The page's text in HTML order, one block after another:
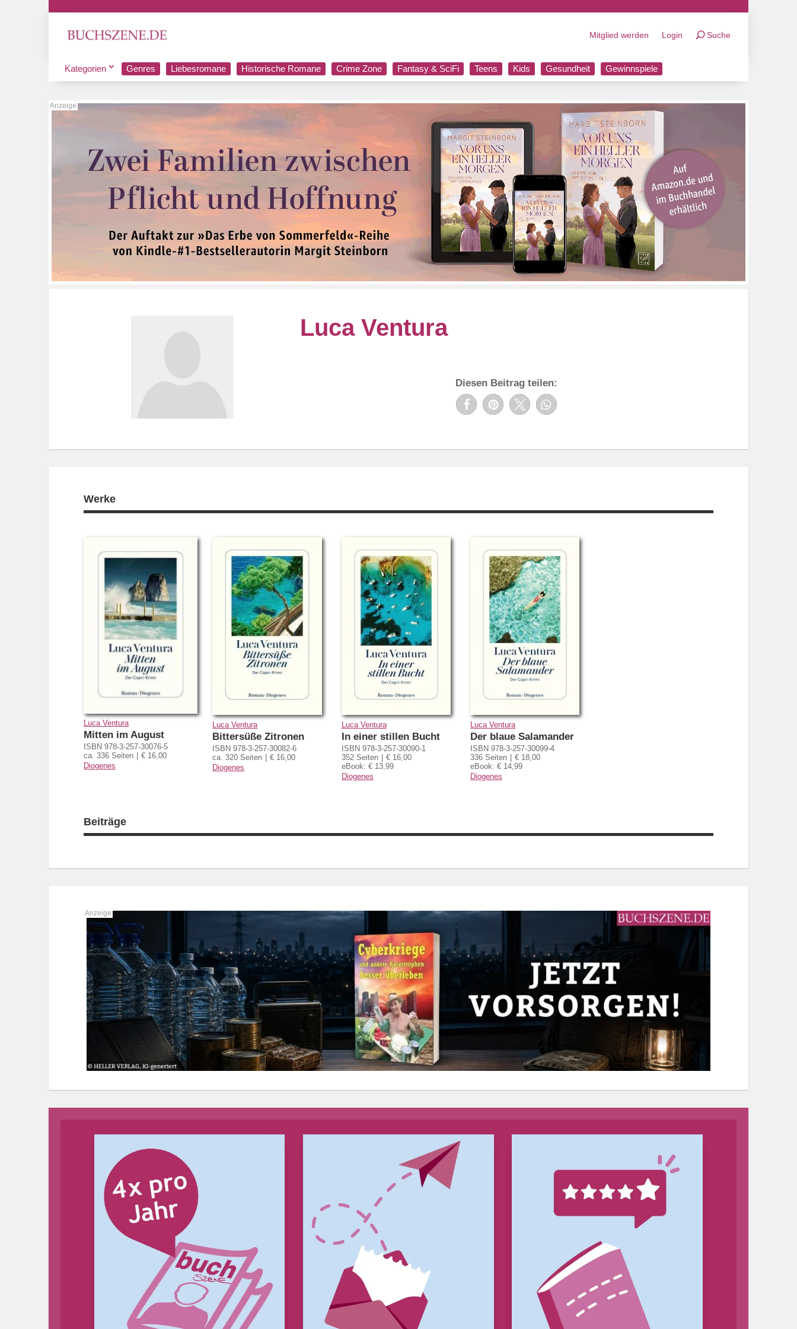
Mitglied werden Login Suche
Kategorien Genres Liebesromane Historische Romane Crime Zone Fantasy & SciFi Teens Kids Gesundheit Gewinnspiele
Luca Ventura
Diesen Beitrag teilen:
Werke
Luca Ventura
Mitten im August
ISBN 978-3-257-30076-5
ca. 336 Seiten
€ 16,00
Diogenes
Luca Ventura
Bittersüße Zitronen
ISBN 978-3-257-30082-6
ca. 320 Seiten
€ 16,00
Diogenes
Luca Ventura
In einer stillen Bucht
ISBN 978-3-257-30090-1
352 Seiten
€ 16,00
eBook: € 13,99
Diogenes
Luca Ventura
Der blaue Salamander
ISBN 978-3-257-30099-4
336 Seiten
€ 18,00
eBook: € 14,99
Diogenes
Beiträge